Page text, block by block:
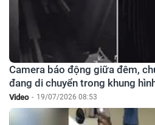
Camera báo động giữa đêm,
đang di chuyển trong khung
Video - 19/07/2026 08:53